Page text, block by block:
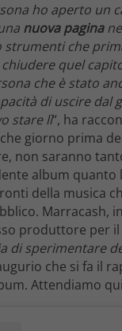
ho aperto un
nuova pagina
strumenti che
quel
che è stato
di uscire dal
stare lì“, ha
giorno prima
non saranno
album quanto
della musica
Marracash,
produttore per
di sperimentare
che si fa il
Attendiamo